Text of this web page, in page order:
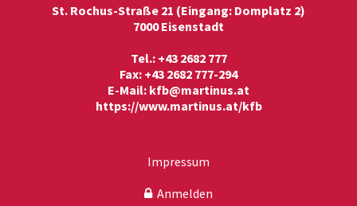
St. Rochus-Straße 21 (Eingang: Domplatz 2)
7000 Eisenstadt
Tel.: +43 2682 777
Fax: +43 2682 777-294
E-Mail: kfb@martinus.at
https://www.martinus.at/kfb
Impressum
Anmelden